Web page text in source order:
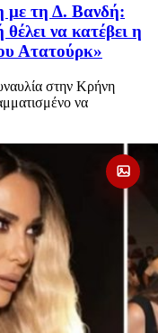
με τη Δ. Βανδή:
να κατέβει η
Ατατούρκ»
στην Κρήνη
να